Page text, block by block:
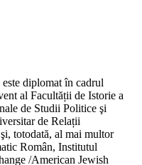
este diplomat în cadrul
al Facultății de Istorie a
de Studii Politice şi
de Relații
totodată, al mai multor
Român, Institutul
/American Jewish